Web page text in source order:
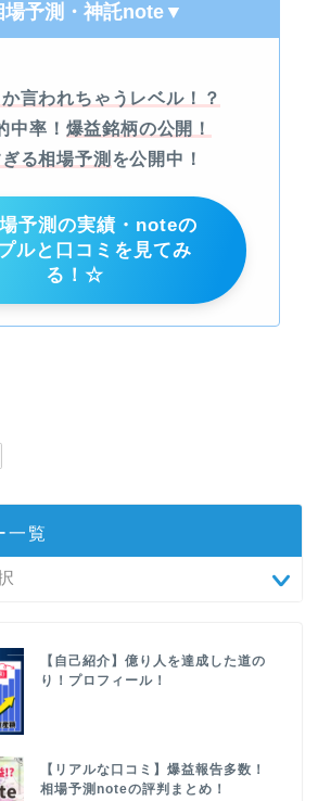
予測・神託note ▼
言われちゃうレベル！？
中率！ 爆益銘柄の公開！
る相場予測 を公開中！
予測の実績・noteの
ルと口コミを見てみ
る！☆
一覧
【自己紹介】億り人を達成した道の
り！プロフィール！
【リアルな口コミ】爆益報告多数！
相場予測noteの評判まとめ！